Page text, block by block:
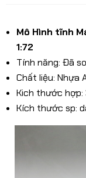
Mô Hình tĩnh
1:72
Tính năng: Đã
Chất liệu: Nhựa
Kich thước hợp:
Kích thước sp: